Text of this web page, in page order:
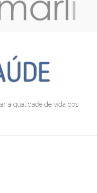
tratamentos oncológicos
radioterapia).
a qualidade de vida dos